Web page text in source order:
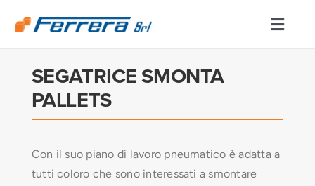
CHI SIAMO
DIVISIONE TAGLIO E PIEGA
ENGINEERING/MACHINING
SEGATRICE SMONTA
PALLETS
Con il suo piano di lavoro pneumatico è adatta a
tutti coloro che sono interessati a smontare